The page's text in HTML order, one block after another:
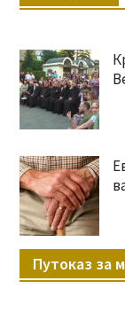
Путоказ за